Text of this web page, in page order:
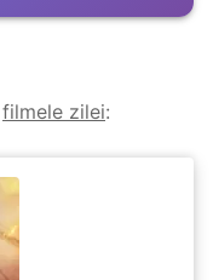
filmele zilei: